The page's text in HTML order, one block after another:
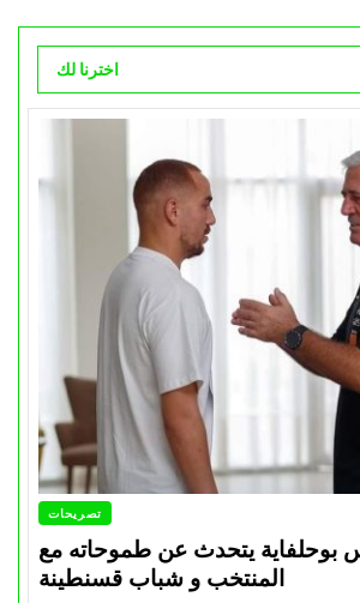
اخترنا لك
تصريحات
بوحلفاية يتحدث عن طموحاته مع
المنتخب و شباب قسنطينة